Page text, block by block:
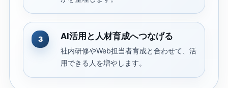
3 AI活用と人材育成へつなげる
社内研修やWeb担当者育成と合わせて、活
用できる人を増やします。